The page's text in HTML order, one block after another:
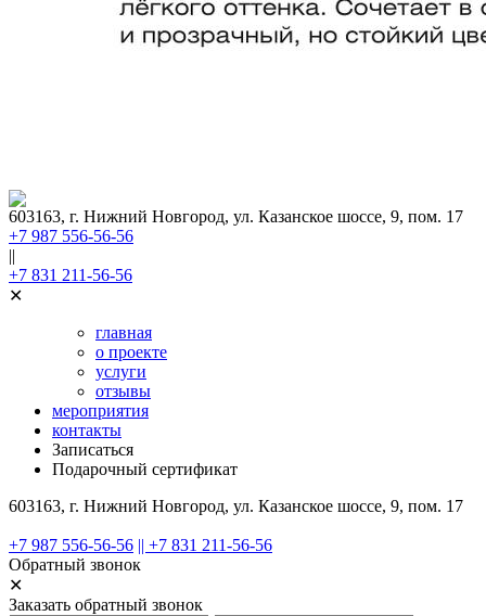
603163, г. Нижний Новгород, ул. Казанское шоссе, 9, пом. 17
+7 987 556-56-56
||
+7 831 211-56-56
✕
главная
о проекте
услуги
отзывы
мероприятия
контакты
Записаться
Подарочный сертификат
603163, г. Нижний Новгород, ул. Казанское шоссе, 9, пом. 17
+7 987 556-56-56 || +7 831 211-56-56
Обратный звонок
✕
Заказать обратный звонок